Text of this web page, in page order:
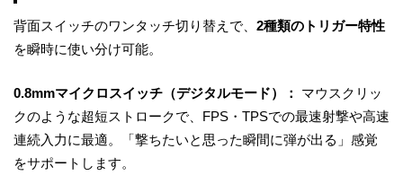
背面スイッチのワンタッチ切り替えで、 2種類のトリガー特性
を瞬時に使い分け可能。
0.8mmマイクロスイッチ（デジタルモード）：
マウスクリッ
クのような超短ストロークで、FPS・TPSでの最速射撃や高速
連続入力に最適。「撃ちたいと思った瞬間に弾が出る」感覚
をサポートします。